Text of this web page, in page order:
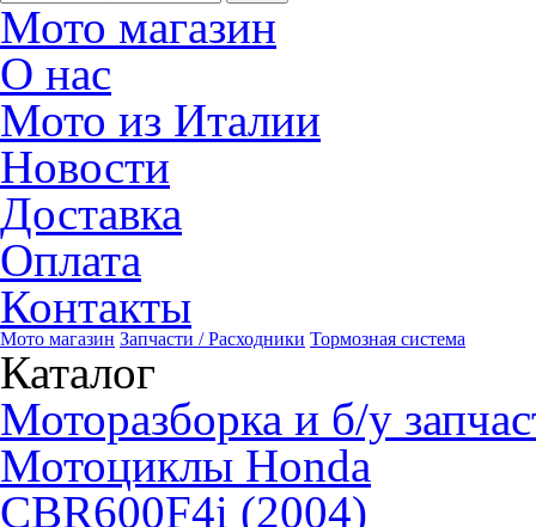
Мото магазин
О нас
Мото из Италии
Новости
Доставка
Оплата
Контакты
Мото магазин Запчасти / Расходники Тормозная система
Каталог
Моторазборка и б/у
Мотоциклы Honda
CBR600F4i (2004)